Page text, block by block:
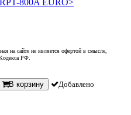
800A EURO>
на сайте не является офертой в смысле,
РФ.
В корзину Добавлено